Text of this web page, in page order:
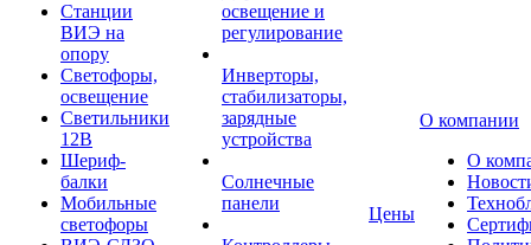
Станции
ВИЭ на
опору
Светофоры,
освещение
Светильники
12В
Шериф-
балки
Мобильные
светофоры
освещение и
регулирование
Инверторы,
стабилизаторы,
зарядные
устройства
Солнечные
панели
Цены
О компании
О